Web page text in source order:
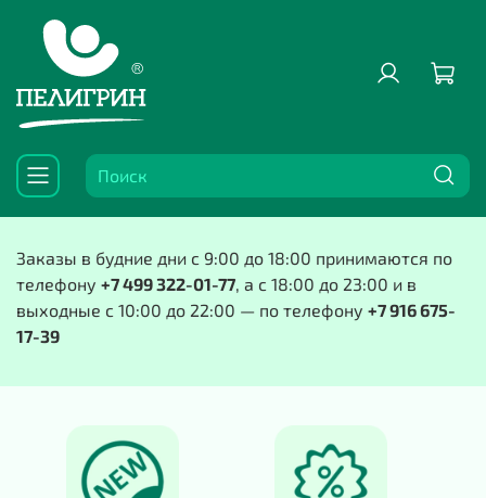
Заказы в будние дни с 9:00 до 18:00 принимаются по
телефону +7 499 322-01-77, а с 18:00 до 23:00 и в
выходные с 10:00 до 22:00 — по телефону +7 916 675-
17-39